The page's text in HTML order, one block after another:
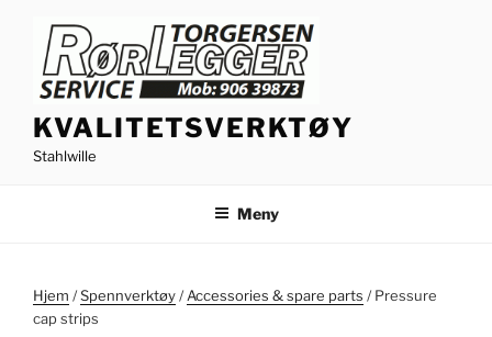
innhold
KVALITETSVERKTØY
Stahlwille
Meny
Hjem /Spennverktøy/Accessories & spare parts / Pressure
cap strips